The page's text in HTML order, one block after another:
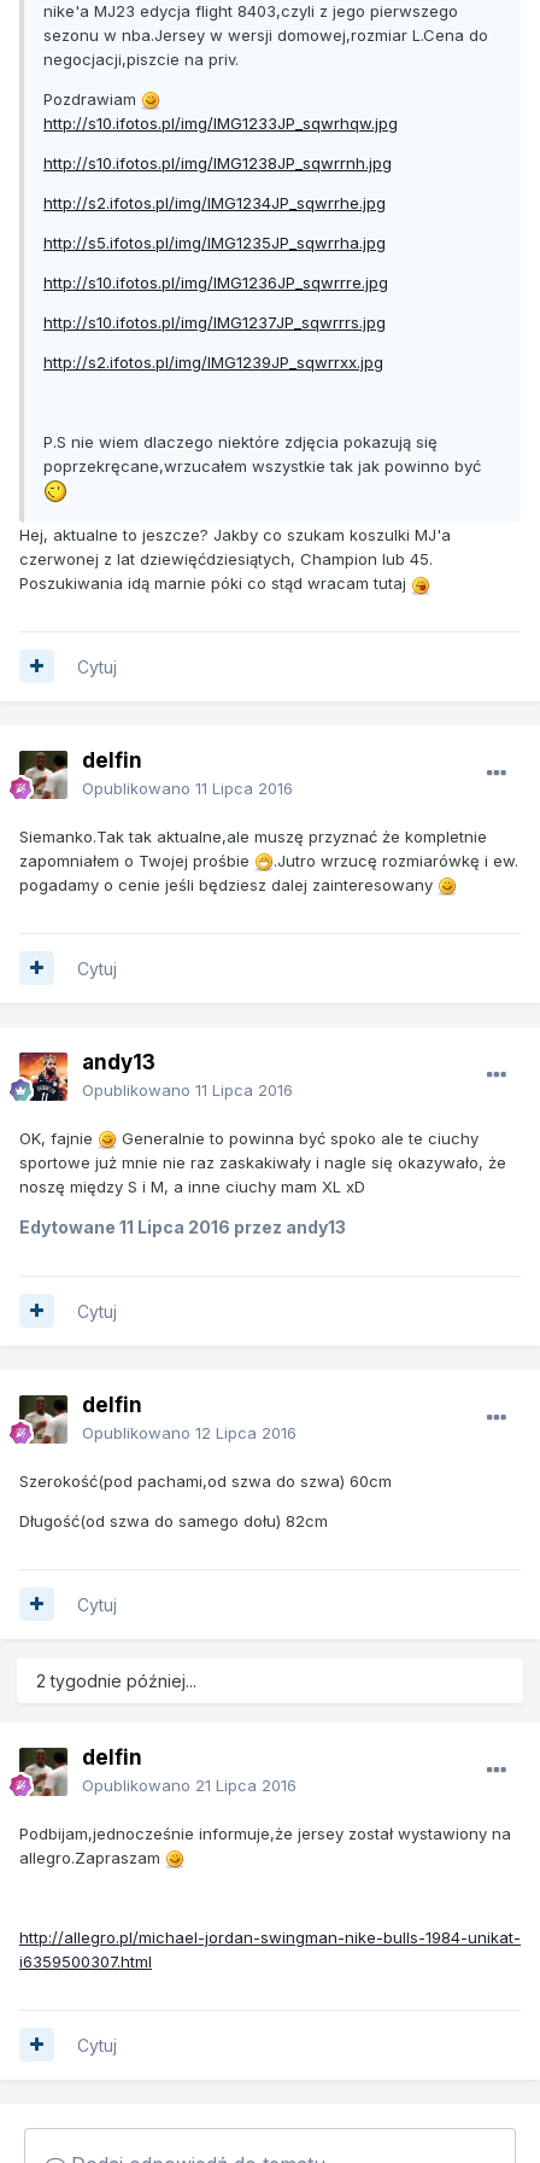
nike'a MJ23 edycja flight 8403,czyli z jego pierwszego
sezonu w nba.Jersey w wersji domowej,rozmiar L.Cena do
negocjacji,piszcie na priv.
Pozdrawiam
http://s10.ifotos.pl/img/IMG1233JP_sqwrhqw.jpg
http://s10.ifotos.pl/img/IMG1238JP_sqwrrnh.jpg
http://s2.ifotos.pl/img/IMG1234JP_sqwrrhe.jpg
http://s5.ifotos.pl/img/IMG1235JP_sqwrrha.jpg
http://s10.ifotos.pl/img/IMG1236JP_sqwrrre.jpg
http://s10.ifotos.pl/img/IMG1237JP_sqwrrrs.jpg
http://s2.ifotos.pl/img/IMG1239JP_sqwrrxx.jpg
P.S nie wiem dlaczego niektóre zdjęcia pokazują się
poprzekręcane,wrzucałem wszystkie tak jak powinno być
Hej, aktualne to jeszcze? Jakby co szukam koszulki MJ'a
czerwonej z lat dziewięćdziesiątych, Champion lub 45.
Poszukiwania idą marnie póki co stąd wracam tutaj
Cytuj
delfin
Opublikowano 11 Lipca 2016
Siemanko.Tak tak aktualne,ale muszę przyznać że kompletnie
zapomniałem o Twojej prośbie
.Jutro wrzucę rozmiarówkę i ew.
pogadamy o cenie jeśli będziesz dalej zainteresowany
Cytuj
andy13
Opublikowano 11 Lipca 2016
OK, fajnie
Generalnie to powinna być spoko ale te ciuchy
sportowe już mnie nie raz zaskakiwały i nagle się okazywało, że
noszę między S i M, a inne ciuchy mam XL xD
Edytowane 11 Lipca 2016 przez andy13
Cytuj
delfin
Opublikowano 12 Lipca 2016
Szerokość(pod pachami,od szwa do szwa) 60cm
Długość(od szwa do samego dołu) 82cm
Cytuj
2 tygodnie później...
delfin
Opublikowano 21 Lipca 2016
Podbijam,jednocześnie informuje,że jersey został wystawiony na
allegro.Zapraszam
http://allegro.pl/michael-jordan-swingman-nike-bulls-1984-unikat-
i6359500307.html
Cytuj